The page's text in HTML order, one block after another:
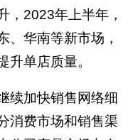
，2023年上半年，
、华南等新市场，
升单店质量。
续加快销售网络细
消费市场和销售渠